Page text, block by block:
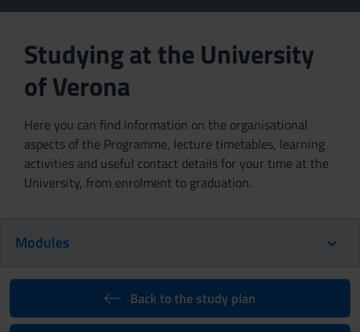
Studying at the University
of Verona
Here you can find information on the organisational
aspects of the Programme, lecture timetables, learning
activities and useful contact details for your time at the
University, from enrolment to graduation.
Modules
Back to the study plan